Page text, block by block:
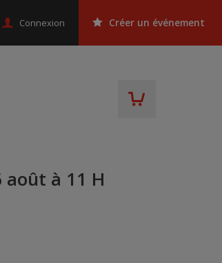
Connexion Créer un événement
à 11 H